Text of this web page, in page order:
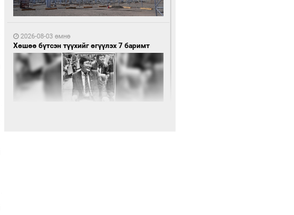
Санхүүгийн хэмнэлтийн горимд эрүүл
мэндийн салбар хамаарахгүй
2026-08-03 өмнө
Хөшөө бүтсэн түүхийг өгүүлэх 7 баримт